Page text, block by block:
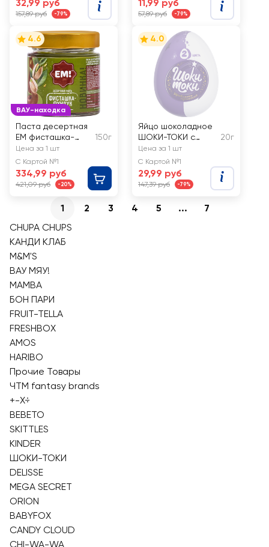
32,99 руб
157,89 руб -79%
11,99 руб
57,89 руб -79%
ВАУ-находка
4.6
Паста десертная
ЕМ фисташка-
фундук
150г
Цена за 1 шт
С Картой №1
334,99 руб
421,09 руб -20%
4.0
Яйцо шоколадное
ШОКИ-ТОКИ с
сюрпризом, в
ассортименте
20г
Цена за 1 шт
С Картой №1
29,99 руб
147,39 руб -79%
1 2 3 4 5 ...
7
CHUPA CHUPS
КАНДИ КЛАБ
M&M'S
ВАУ МЯУ!
MAMBA
БОН ПАРИ
FRUIT-TELLA
FRESHBOX
AMOS
HARIBO
Прочие Товары
ЧТМ fantasy brands
+-X÷
BEBETO
SKITTLES
KINDER
ШОКИ-ТОКИ
DELISSE
MEGA SECRET
ORION
BABYFOX
CANDY CLOUD
CHI-WA-WA